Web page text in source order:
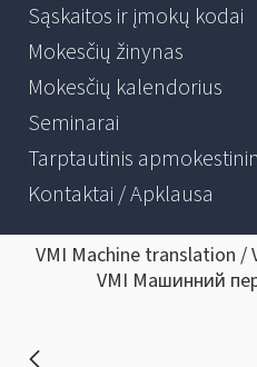
Sąskaitos ir įmokų kodai
Mokesčių žinynas
Mokesčių kalendorius
Seminarai
Tarptautinis
Kontaktai / Apklausa
VMI Machine translation
VMI Машинний